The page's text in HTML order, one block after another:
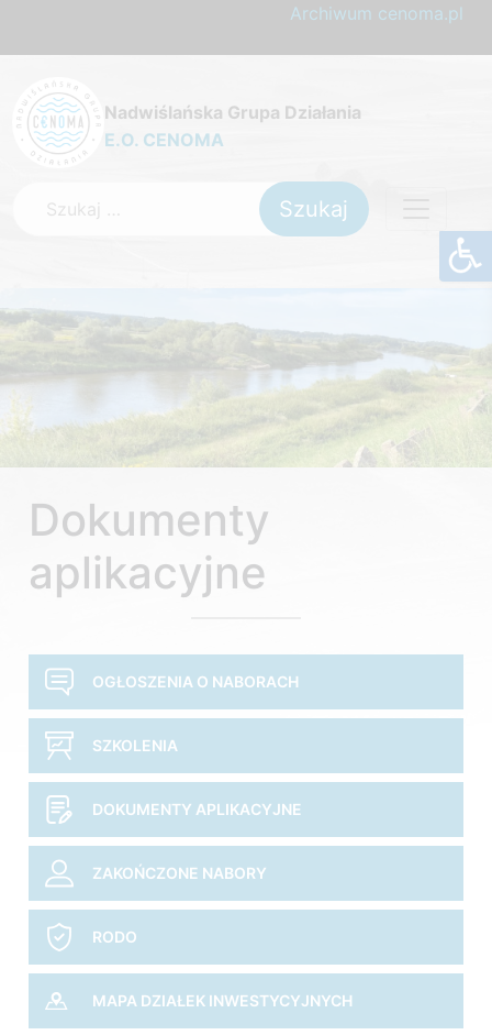
Archiwum cenoma.pl
Nadwiślańska Grupa Działania
E.O. CENOMA
Dokumenty
aplikacyjne
OGŁOSZENIA O NABORACH
SZKOLENIA
DOKUMENTY APLIKACYJNE
ZAKOŃCZONE NABORY
RODO
MAPA DZIAŁEK INWESTYCYJNYCH